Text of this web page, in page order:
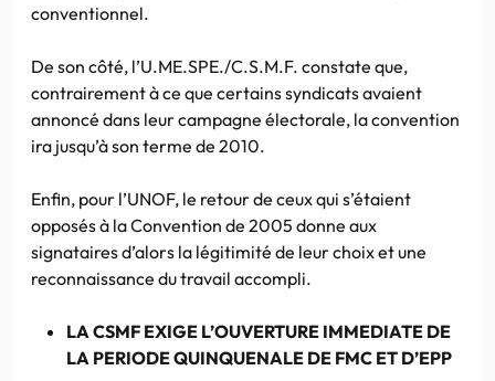
conventionnel.
De son côté, l’U.ME.SPE./C.S.M.F. constate que,
contrairement à ce que certains syndicats avaient
annoncé dans leur campagne électorale, la convention
ira jusqu’à son terme de 2010.
Enfin, pour l’UNOF, le retour de ceux qui s’étaient
opposés à la Convention de 2005 donne aux
signataires d’alors la légitimité de leur choix et une
reconnaissance du travail accompli.
LA CSMF EXIGE L’OUVERTURE IMMEDIATE DE
LA PERIODE QUINQUENALE DE FMC ET D’EPP